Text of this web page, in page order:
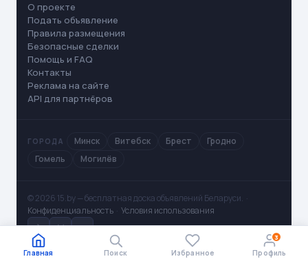
Главная Поиск Избранное
3
Профиль
О проекте
Подать объявление
Правила размещения
Безопасные сделки
Помощь и FAQ
Контакты
Реклама на сайте
API для партнёров
ГОРОДА Минск Витебск Брест
Гродно
Гомель
Могилёв
© 2026 15.by — бесплатная доска объявлений Беларуси. ·
Конфиденциальность · Условия использования
✈ V ◻